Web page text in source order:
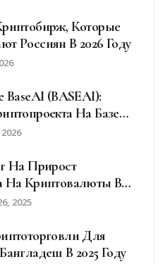
Которые
Россиян В 2026 Году
BaseAI (BASEAI):
На Базе
На Прирост
На Криптовалюты В
Правда О
2025
Для
В 2025 Году